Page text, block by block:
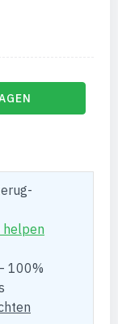
helpen
100%